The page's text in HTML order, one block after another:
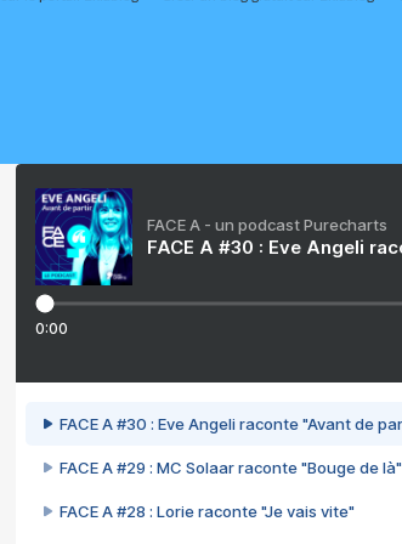
FACE A - un podcast Purecharts
FACE A #30 : Eve Angeli
0:00
FACE A #30 : Eve Angeli raconte "Avant de
FACE A #29 : MC Solaar raconte "Bouge de là"
FACE A #28 : Lorie raconte "Je vais vite"